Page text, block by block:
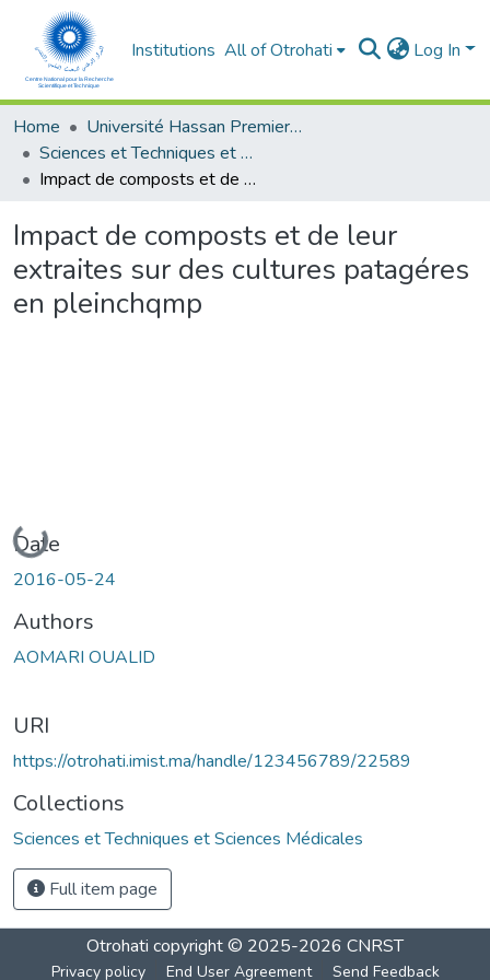
Institutions All of Otrohati Log In
Home
Université Hassan Premier- Settat
Sciences et Techniques et Sciences Médicales
Impact de composts et de leur extraites sur des cultures patagéres en pleinchqmp
Impact de composts et de leur
extraites sur des cultures patagéres
en pleinchqmp
Loading...
Date
2016-05-24
Authors
AOMARI OUALID
URI
https://otrohati.imist.ma/handle/123456789/22589
Collections
Sciences et Techniques et Sciences Médicales
Full item page
Otrohati copyright © 2025-2026 CNRST
Privacy policy End User Agreement Send Feedback